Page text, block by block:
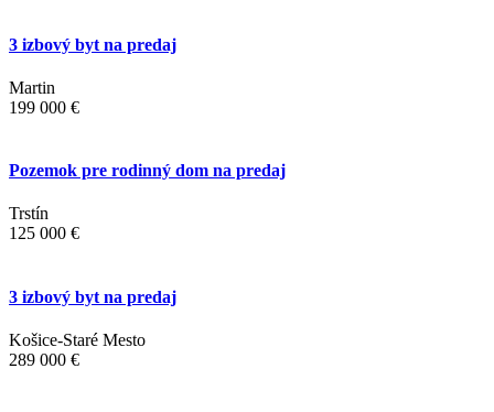
3 izbový byt na predaj
Martin
199 000 €
Pozemok pre rodinný dom na predaj
Trstín
125 000 €
3 izbový byt na predaj
Košice-Staré Mesto
289 000 €